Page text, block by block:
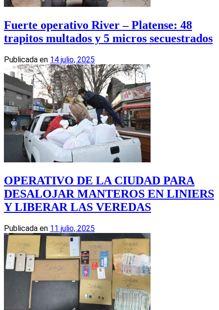
Fuerte operativo River – Platense: 48
trapitos multados y 5 micros secuestrados
Publicada en 14 julio, 2025
OPERATIVO DE LA CIUDAD PARA
DESALOJAR MANTEROS EN LINIERS
Y LIBERAR LAS VEREDAS
Publicada en 11 julio, 2025